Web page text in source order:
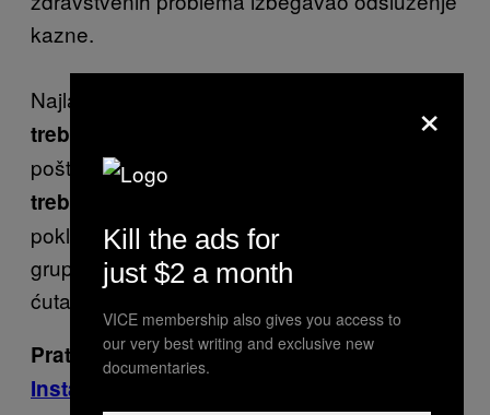
kazne.
Najlakše je dići ruke. Ali kao što premijer
treba
da digne ruke od rešavanja problema i
poštovanja zakona, tako ni pravi navijači
treba
poklone ih Terzićima, Vazurama i kriminalnim
grupama. To bi bio još veći poraz od minuta
ćutanja.
Pratite VICE naFacebooku,Twitteru
Instagramu
×
Kill the ads for
just $2 a month
VICE membership also gives you access to
our very best writing and exclusive new
documentaries.